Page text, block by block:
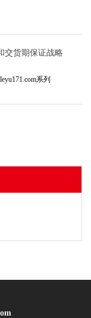
交货期保证战略
leyu171.com系列